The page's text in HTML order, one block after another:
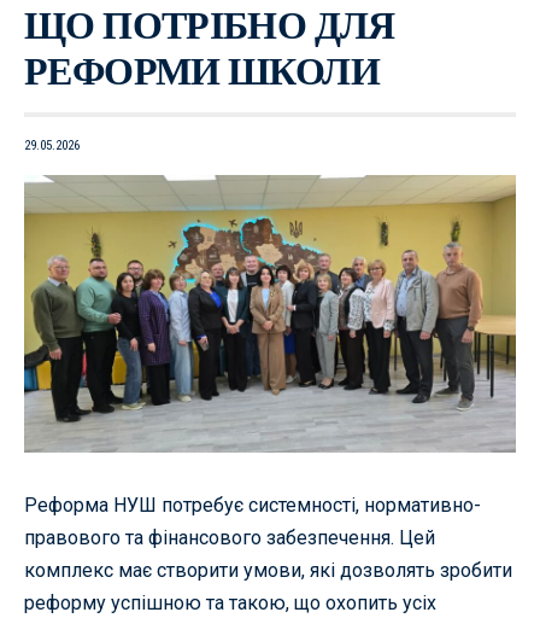
ЩО ПОТРІБНО ДЛЯ
РЕФОРМИ ШКОЛИ
29.05.2026
Реформа НУШ потребує системності, нормативно-
правового та фінансового забезпечення. Цей
комплекс має створити умови, які дозволять зробити
реформу успішною та такою, що охопить усіх